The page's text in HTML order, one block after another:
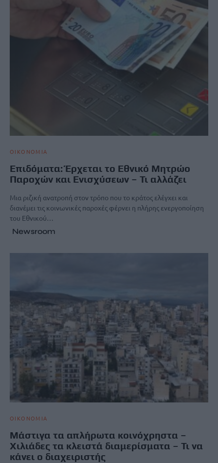
ΟΙΚΟΝΟΜΙΑ
Επιδόματα: Έρχεται το Εθνικό Μητρώο
Παροχών και Ενισχύσεων – Τι αλλάζει
Μια ριζική ανατροπή στον τρόπο που το κράτος ελέγχει και
διανέμει τις κοινωνικές παροχές φέρνει η πλήρης ενεργοποίηση
του Εθνικού…
Newsroom
ΟΙΚΟΝΟΜΙΑ
Μάστιγα τα απλήρωτα κοινόχρηστα –
Χιλιάδες τα κλειστά διαμερίσματα – Τι να
κάνει ο διαχειριστής